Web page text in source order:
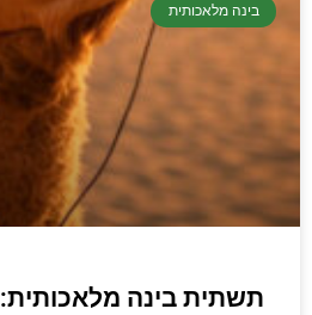
בינה מלאכותית
תשתית בינה